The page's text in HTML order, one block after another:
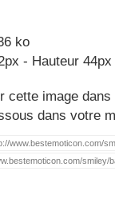
ko
- Hauteur 44px
cette image
dans votre